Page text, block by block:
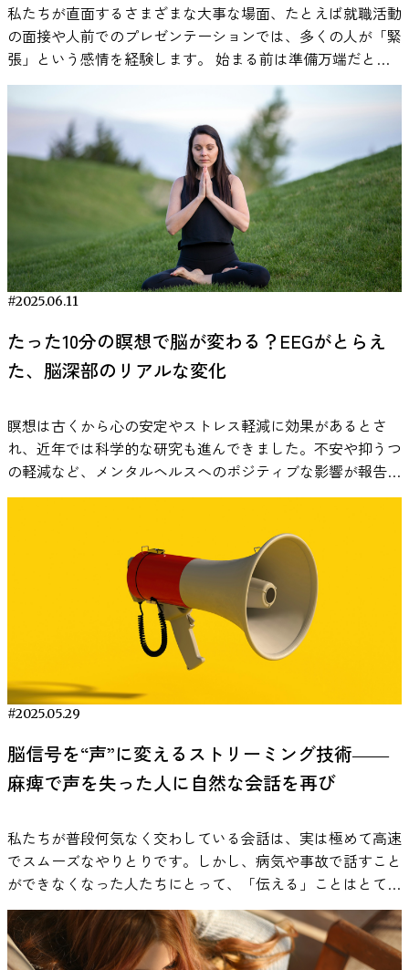
の大型スクリーンを一人ずつ観戦し、その間の脳波を測定し
ました。 視聴自体は個別に行われましたが、分析では、同
じチームを応援する者同士のペア（内集団ペア）と、異なる
チームのファンのペア（外集団ペア）を比較し、それぞれの
脳波の類似度が検討されました。また、各参加者のファン歴
も記録され、そのうち短い方の年数をペアの「所属歴」とし
て設定し、ファン歴の長さが脳活動に与える影響についても
分析が行われました。 Fig. 1. 参加者は、没入感のある体験が
得られるよう、大型スクリーンで野球の試合映像を観賞しま
した。この図に示されたスクリーンは、複数の画像を合成し
たものです。図中では実験室の様子をわかりやすくするため
に明るい照明が使われていますが、実際の実験中は映像を見
やすくするために部屋を暗くして行われました。 脳波の同
期を測る2つの指標 本研究では、人と人の脳波がどれほど同
じように反応しているかを調べるために、PLV（位相ロッキ
ング値）とr（パワー相関）という2つの指標が使われまし
た。 PLVは、映像や音といった刺激に対して、脳波のタイミ
意や知覚など外部刺激への反応の一致をとらえます。 一
方、rは脳波の強さの変化が他の人とどれだけ似ているかを
示し、感情の動きや興奮度などの内面の状態の共通性を反映
とができ、より立体的に脳のつながりを理解することが可能
を表す。まず、2人の被験者の脳波からバンドパスフィルタ
を通して特定の周波数の信号（アルファ波、デルタ波、シー
タ波）を抽出する。抽出した信号から周波数の特徴と、大ま
かな波形情報を分離して抽出し、被験者同士のそれぞれの信
号の同期度をPLVとrで表す。 結果：同じチーム同士の脳波
はより深く「共鳴」する 内集団では中心頭頂部におけるア
ルファ波の位相が同期 脳波の解析によって、同じチームの
ファン同士では、脳波の一種であるアルファ波（8～13Hz）
の位相が高く同期していることが明らかになりました。この
結果は、ファン歴の長さとは無関係に確認されました。アル
おり、特に外部刺激に対する初期の視覚処理や空間認識に関
係があると言われています。 つまり、この結果から集団へ
の所属歴に関係なく、「自分はこの集団の一員だ」という意
るかといった認知の向け方に影響を与えていると考えられま
す。 内集団のアルファ波の強さは所属歴の影響を受ける 興
目を集めています。特にスポーツの分野では、激しい運動後
にアイスバスを取り入れることで、筋肉の回復を早めたり、
痛みを和らげたりする効果が期待され、広く活用されてきま
した。 ただし一方で、「運動直後の冷却が筋肥大や筋力の
向上を妨げる可能性がある」とする研究結果もあり、実際の
現場では評価が分かれているのが現状です。 「冷水浴」の
メカニズムと話題の理由 では、私たち一般の人にとって、
冷水浴にはどのような意味があるのでしょうか。専門家によ
ると、冷水に浸かることで自律神経が一気に活性化し、心拍
数や血圧、呼吸数が一時的に上昇するなど、身体に強い生理
的な反応が起こるとされています。 つまり、体が「冷た
い！」と驚き、それに対処しようとして交感神経が刺激され
るのです。このとき、ストレスホルモンであるコルチゾール
増します。 まるで短時間の運動を行ったような状態になり
ますが、こうした一時的なストレス刺激が、むしろ体の適応
という見方もあります。 さらに一般向けのメディアでは、
「冷水浴で炎症が抑えられる」「代謝が上がる」「集中力や
気分が良くなる」など、多くの効果が紹介されています。
このようにして冷水浴は一大ブームとなっていますが、果た
疑問に答えるべく、研究者たちが最新のデータをもとに検証
誌『PLOS ONE』にて最新の系統的レビュー研究が発表され
C., & Singh, B. (2025). Effects of cold-water immersion on
health and wellbeing: A systematic review and meta-analysis.
PLOS ONE, 20(1): e0317615. journals.plos.org この研究では、
いて、科学的に検証されています。 オーストラリアの研究
チームが実施した本レビューでは、過去の関連論文を網羅的
に調査し、その中から厳密な条件を満たしたランダム化比較
成人で、トップアスリートや既往歴のある方は除外されてい
ます。 介入の方法も多様で、氷水を張った浴槽に浸かるも
のや、冷水シャワーを浴びる形式などが含まれており、水温
は7〜15℃、実施時間は30秒〜2時間と、条件はさまざまでし
た。 最終的には3,177名分のデータをもとに、冷水浴の前後
で身体や心理にどのような変化があったのかが分析されまし
私たちが直面するさまざまな大事な場面、たとえば就職活動
の面接や人前でのプレゼンテーションでは、多くの人が「緊
張」という感情を経験します。 始まる前は準備万端だと思
っていても、いざ本番になると言葉がうまく出てこなかった
り、手が震えたり、声が震えたり—その不安やプレッシャー
はどこから来るのでしょうか？緊張はただの感情の起伏では
なく、体内で高度に調整された生理的な反応によるものだと
理解すれば、緊張を乗り越えるためのヒントが見えてくるか
の背後にある脳や体のメカニズムを科学的に解説し、どのよ
うにコントロールすれば緊張を軽減し、パフォーマンスを最
大限に引き出せるのかを考えていきます。 人はなぜ緊張す
る？ 緊張は、私たちが心理的なプレッシャーや課題に直面
したときに生じる、脳と体が連携して起こす自然な反応で
す。この反応は、かつて人類が物理的な危険（例えば、野生
動物との遭遇）に備えるために獲得した「ストレス反応」と
共通のメカニズムに基づいています（１）。 現代では、そ
も引き起こされ、体が「準備モード」に入ります。 脳内で
は、扁桃体がストレスや恐怖を感じ取ると、その信号が視床
下部に伝わり、「心拍数を上げる」「呼吸を速くする」な
ど、体ををすぐに動かせるように準備する指令が出されます
体の間で高度な調整を行っているのです。 現代において
も、面接やプレゼンテーション、試験などの「心理的な危
険」を感じた際に、脳は同じような反応を引き起こします。
このように、私たちが緊張する理由は、単なる心理的な不安
ではなく、深い生理的なプロセスに基づいているのです。
体内ではどんなことが起こっているのか？ 緊張を感じたと
き、私たちの体内でどのような変化が起こるのでしょうか？
まず、脳からの指令で体内でホルモンが分泌され、心身を戦
闘モードに切り替えます。具体的には、ストレスホルモンで
あるコルチゾールとアドレナリンが分泌され、心拍数や血圧
が急激に上昇します（１）。 アドレナリンは体を迅速に動
かせるようにし、血糖値を上げ、筋肉にエネルギーを供給し
れ、体が危険に対応する準備が整います。心拍数や呼吸数が
増加することで、体は素早く反応できる状態になります
（３）。 このように、体内の血流は消化器官から筋肉や脳
これらの生理的な反応は、目の前の課題やプレッシャーに適
応するために、私たちの体を準備させる大切なしくみです。
#2025.06.11
たった10分の瞑想で脳が変わる？EEGがとらえ
た、脳深部のリアルな変化
瞑想は古くから心の安定やストレス軽減に効果があるとさ
れ、近年では科学的な研究も進んできました。不安や抑うつ
の軽減など、メンタルヘルスへのポジティブな影響が報告さ
れており、その効果の裏には脳の活動の変化が関係している
が起きているのでしょうか？最新の研究では、感情や記憶に
関わる脳深部領域の活動に注目し、瞑想が脳に与えるリアル
な変化を明らかにしています。 瞑想は脳に何をもたらすの
くものの、具体的に脳の中で何が起きているのかは、まだ十
分に解明されていません。特に、感情や記憶をつかさどる脳
の深部（大脳辺縁系と呼ばれる領域、例：扁桃体・海馬）で
の神経活動については、不明な点が多く残されていました。
なぜなら通常の脳波計測（頭に電極をつける頭皮上のEEG）
では、そうした深部の信号をとらえるのが難しいからです。
こうした背景のもと、米国マウントサイナイ医科大学などの
研究チームが2025年に発表したのが、「瞑想が扁桃体と海馬
al., 2025）。この研究では最新のニューロテック（ブレイン
テック）を活用し、脳深部の電気活動をリアルタイムで記録
することに成功しました。 埋め込みデバイスで脳深部を測
る新アプローチ 深部の脳活動を測定するために、研究チー
ムが活用したのが応答性神経刺激システム（RNSデバイス）
と呼ばれる埋め込み型医療機器です。RNSデバイスは本来、
#2025.05.29
脳信号を“声”に変えるストリーミング技術――
麻痺で声を失った人に自然な会話を再び
私たちが普段何気なく交わしている会話は、実は極めて高速
でスムーズなやりとりです。しかし、病気や事故で話すこと
ができなくなった人たちにとって、「伝える」ことはとても
大きな課題です。視線や文字入力を使った支援機器では、1
分間に数語しか伝えられないことも珍しくありません。これ
は会話のテンポを大きく崩し、コミュニケーションに不自由